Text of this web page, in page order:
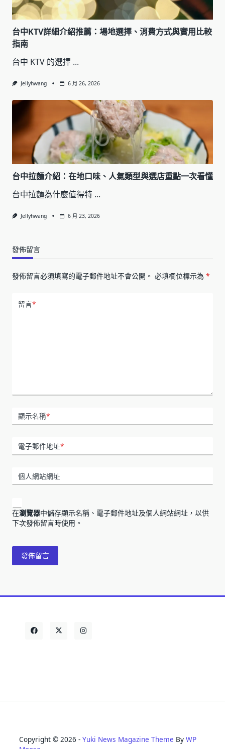
台中KTV詳細介紹推薦：場地選擇、消費方式與實用比較
指南
台中 KTV 的選擇 ...
Jellyhwang 6 月 26, 2026
台中拉麵介紹：在地口味、人氣類型與選店重點一次看懂
台中拉麵為什麼值得特 ...
Jellyhwang 6 月 23, 2026
發佈留言
發佈留言必須填寫的電子郵件地址不會公開。 必填欄位標示為 *
留言*
顯示名稱*
電子郵件地址*
個人網站網址
在瀏覽器中儲存顯示名稱、電子郵件地址及個人網站網址，以供
下次發佈留言時使用。
Copyright © 2026 - Yuki News Magazine Theme By WP